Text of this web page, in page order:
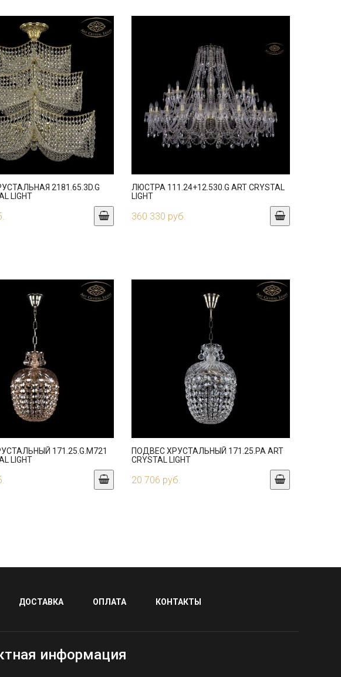
2181.65.3D.G
LIGHT
ЛЮСТРА 111.24+12.530.G ART CRYSTAL
LIGHT
360 330 руб.
171.25.G.M721
LIGHT
ПОДВЕС ХРУСТАЛЬНЫЙ 171.25.PA ART
CRYSTAL LIGHT
20 706 руб.
ДОСТАВКА ОПЛАТА КОНТАКТЫ
информация